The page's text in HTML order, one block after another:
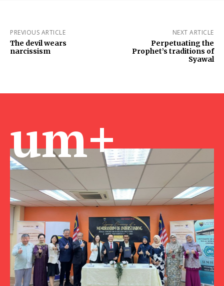
PREVIOUS ARTICLE
The devil wears
narcissism
NEXT ARTICLE
Perpetuating the
Prophet’s traditions of
Syawal
um+